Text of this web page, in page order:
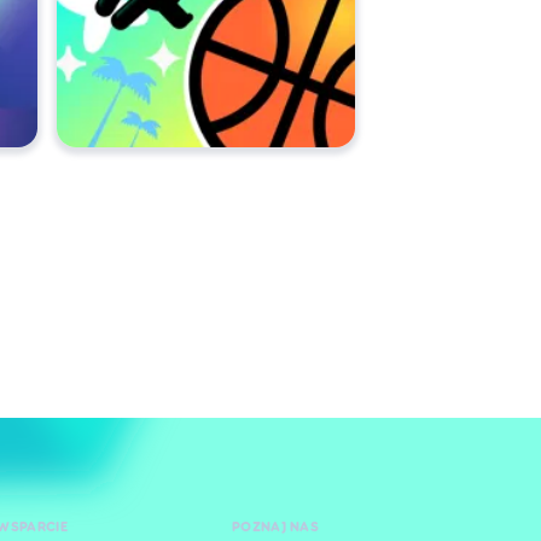
POZNAJ NAS